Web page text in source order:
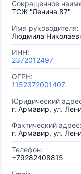
Сокращенное
ТСЖ "Ленина 87"
Имя руководителя:
Людмила
ИНН:
2372012497
ОГРН:
1152372001407
Юридический
г. Армавир, ул.
Фактический адрес:
г. Армавир, ул.
Телефон:
+79282408815